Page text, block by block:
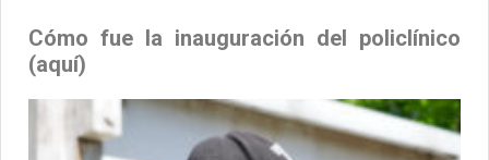
Cómo fue la inauguración del policlínico
(aquí)